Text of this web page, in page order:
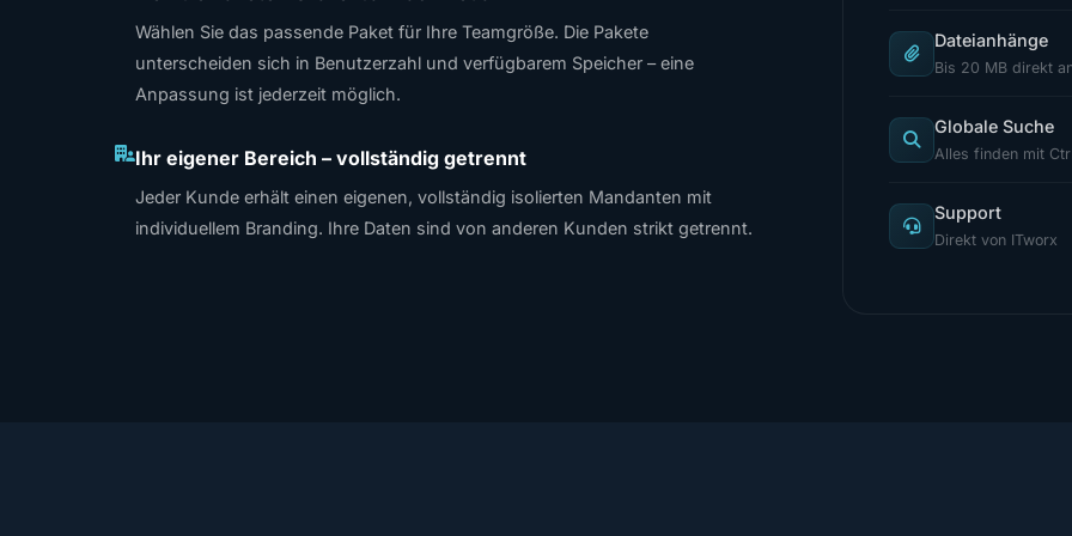
Wählen Sie das passende Paket für Ihre Teamgröße. Die Pakete
unterscheiden sich in Benutzerzahl und verfügbarem Speicher – eine
Anpassung ist jederzeit möglich.
Ihr eigener Bereich – vollständig getrennt
Jeder Kunde erhält einen eigenen, vollständig isolierten Mandanten mit
individuellem Branding. Ihre Daten sind von anderen Kunden strikt getrennt.
Dateianhänge
Bis 20 MB direkt
Globale Suche
Alles finden mit
Support
Direkt von ITworx